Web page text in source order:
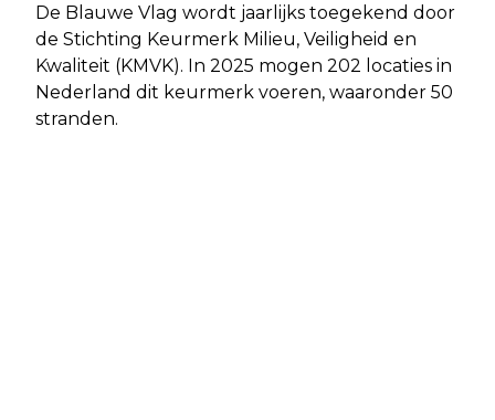
De Blauwe Vlag wordt jaarlijks toegekend door
de Stichting Keurmerk Milieu, Veiligheid en
Kwaliteit (KMVK). In 2025 mogen 202 locaties in
Nederland dit keurmerk voeren, waaronder 50
stranden.